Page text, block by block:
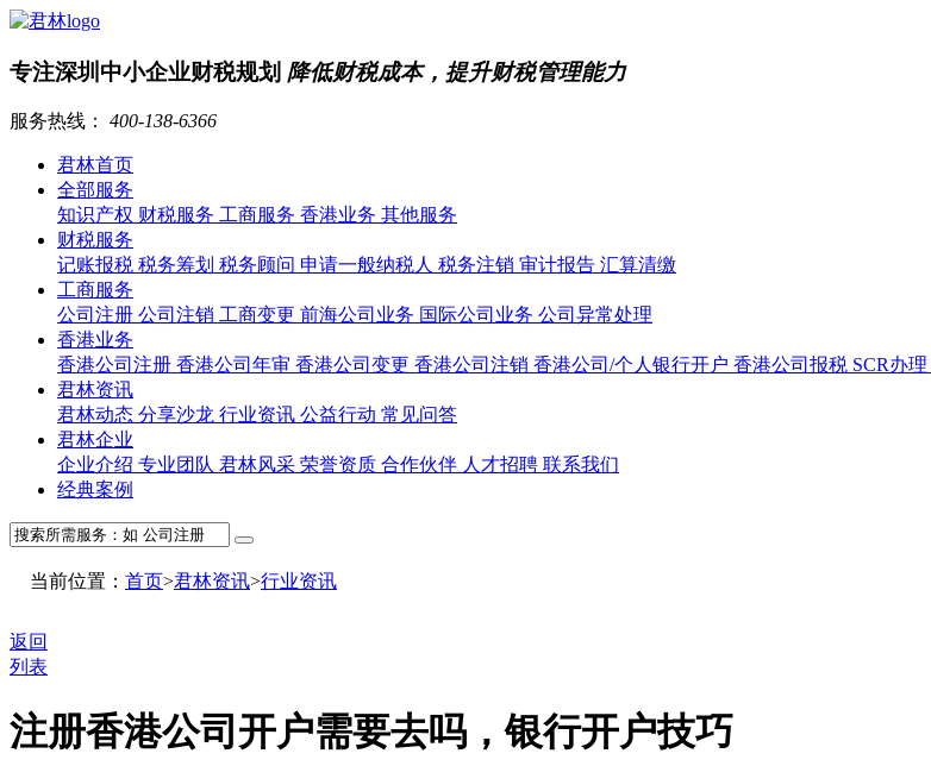
专注深圳中小企业财税规划 降低财税成本，提升财税管理能力
服务热线： 400-138-6366
君林首页
全部服务
知识产权 财税服务 工商服务 香港业务 其他服务
财税服务
记账报税 税务筹划 税务顾问 申请一般纳税人 税务注销 审计报告 汇算清缴
工商服务
公司注册 公司注销 工商变更 前海公司业务 国际公司业务 公司异常处理
香港业务
香港公司注册 香港公司年审 香港公司变更 香港公司注销 香港公司/个人银行开户 香港公司报税 SCR办理
君林资讯
君林动态 分享沙龙 行业资讯 公益行动 常见问答
君林企业
企业介绍 专业团队 君林风采 荣誉资质 合作伙伴 人才招聘 联系我们
经典案例
当前位置： 首页>君林资讯>行业资讯
返回
列表
注册香港公司开户需要去吗，银行开户技巧